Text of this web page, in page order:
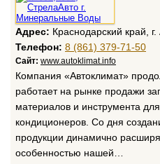
Адрес: Краснодарский край,
Телефон: 8 (861) 379-71-50
Сайт: www.autoklimat.info
Компания «Автоклимат»
работает на рынке продажи
материалов и инструмента
кондиционеров. Со дня
продукции динамично
особенностью нашей…